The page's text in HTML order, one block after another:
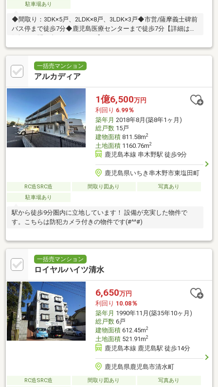
駐車場あり
◆間取り：3DK×5戸、2LDK×8戸、3LDK×3戸◆市営/薩摩義士碑前
バス停まで徒歩7分◆鹿児島医療センターまで徒歩7分【詳細はお
気軽にお問い合わせください♪】
一括売マンション
アルカディア
1億6,500万円
利回り 6.99％
築年月 2018年8月(築8年1ヶ月)
総戸数15戸
建物面積811.58m2
土地面積1160.76m2
鹿児島本線 串木野駅 徒歩9分
鹿児島県いちき串木野市東塩田町
RC造SRC造 間取り図あり
写真あり
駐車場あり
駅から徒歩9分圏内に立地しています！ 設備が充実した物件で
す。こちらは防犯カメラ付きの物件です(#^^#)
一括売マンション
ロイヤルハイツ清水
6,650万円
利回り 10.08％
築年月 1990年11月(築35年10ヶ月)
総戸数6戸
建物面積612.45m2
土地面積521.91m2
鹿児島本線 鹿児島駅 徒歩14分
鹿児島県鹿児島市清水町
RC造SRC造 間取り図あり
写真あり